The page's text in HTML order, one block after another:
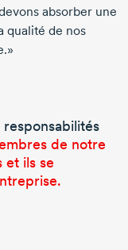
absorber une
qualité de nos
de notre
et ils se